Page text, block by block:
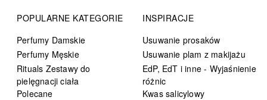
POPULARNE KATEGORIE
Perfumy Damskie
Perfumy Męskie
Rituals Zestawy do
pielęgnacji ciała
Polecane
INSPIRACJE
Usuwanie prosaków
Usuwanie plam z makijażu
EdP, EdT i inne - Wyjaśnienie
różnic
Kwas salicylowy